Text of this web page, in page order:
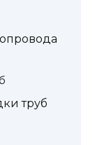
труб